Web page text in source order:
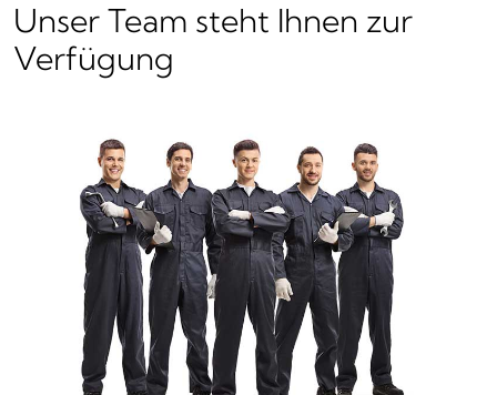
Unser Team steht Ihnen zur
Verfügung